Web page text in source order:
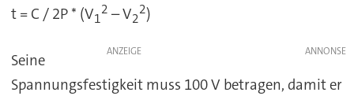
t = C / 2P * (V1
2 – V2
2)
ANZEIGE
Seine
Spannungsfestigkeit muss 100 V betragen, damit er